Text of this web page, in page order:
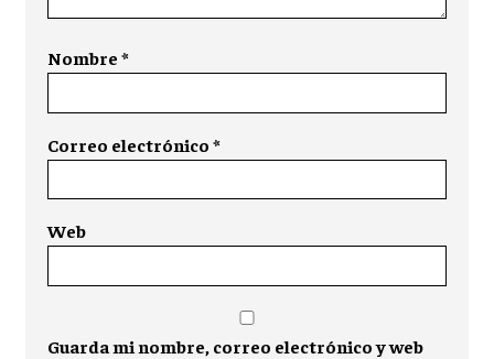
Nombre*
Correo electrónico*
Web
Guarda mi nombre, correo electrónico y web